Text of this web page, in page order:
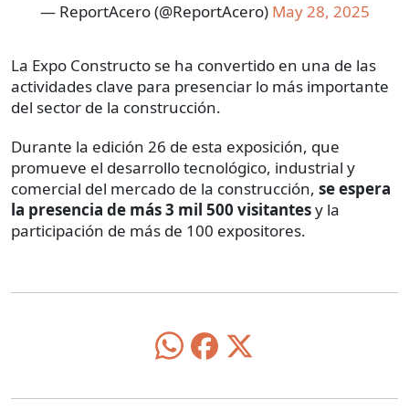
— ReportAcero (@ReportAcero) May 28, 2025
La Expo Constructo se ha convertido en una de las
actividades clave para presenciar lo más importante
del sector de la construcción.
Durante la edición 26 de esta exposición, que
promueve el desarrollo tecnológico, industrial y
comercial del mercado de la construcción, se espera
la presencia de más 3 mil 500 visitantesy la
participación de más de 100 expositores.